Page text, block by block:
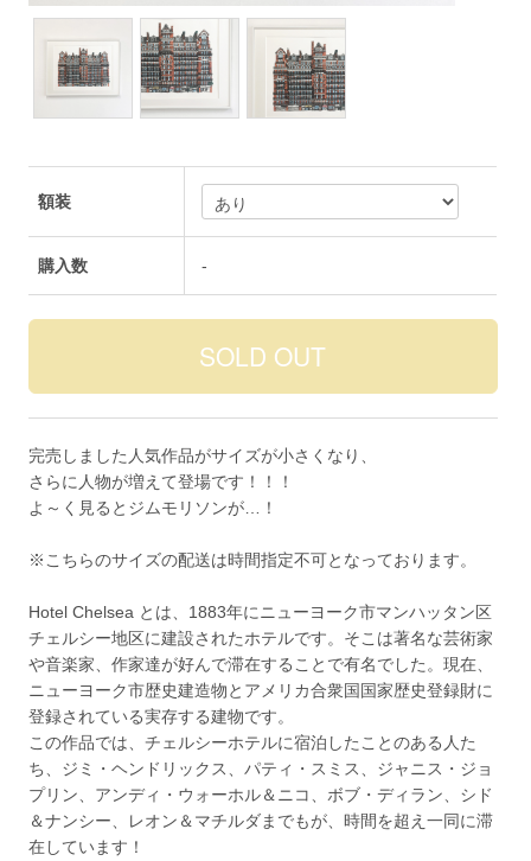
額装
購入数 -
完売しました人気作品がサイズが小さくなり、
さらに人物が増えて登場です！！！
よ～く見るとジムモリソンが…！
※こちらのサイズの配送は時間指定不可となっております。
Hotel Chelsea とは、1883年にニューヨーク市マンハッタン区
チェルシー地区に建設されたホテルです。そこは著名な芸術家
や音楽家、作家達が好んで滞在することで有名でした。現在、
ニューヨーク市歴史建造物とアメリカ合衆国国家歴史登録財に
登録されている実存する建物です。
この作品では、チェルシーホテルに宿泊したことのある人た
ち、ジミ・ヘンドリックス、パティ・スミス、ジャニス・ジョ
プリン、アンディ・ウォーホル＆ニコ、ボブ・ディラン、シド
＆ナンシー、レオン＆マチルダまでもが、時間を超え一同に滞
在しています！